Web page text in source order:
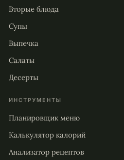
Вторые блюда
Супы
Выпечка
Салаты
Десерты
ИНСТРУМЕНТЫ
Планировщик меню
Калькулятор калорий
Анализатор рецептов